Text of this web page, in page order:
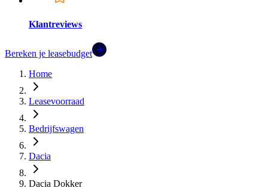
Klantreviews
Bereken je leasebudget
Home
Leasevoorraad
Bedrijfswagen
Dacia
Dacia Dokker